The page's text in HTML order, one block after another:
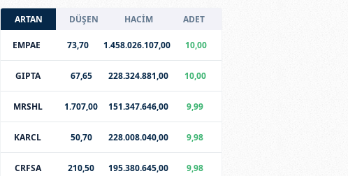
ARTAN DÜŞEN HACİM ADET
EMPAE 73,70 1.458.026.107,00 10,00
GIPTA 67,65 228.324.881,00 10,00
MRSHL 1.707,00 151.347.646,00 9,99
KARCL 50,70 228.008.040,00 9,98
CRFSA 210,50 195.380.645,00 9,98